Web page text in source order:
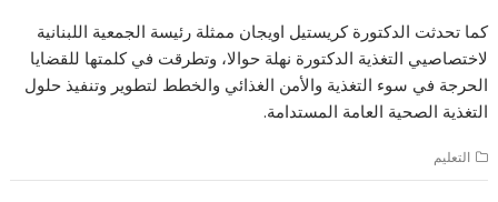
كما تحدثت الدكتورة كريستيل اويجان ممثلة رئيسة الجمعية اللبنانية
لاختصاصيي التغذية الدكتورة نهلة حوالا، وتطرقت في كلمتها للقضايا
الحرجة في سوء التغذية والأمن الغذائي والخطط لتطوير وتنفيذ حلول
التغذية الصحية العامة المستدامة.
التعليم